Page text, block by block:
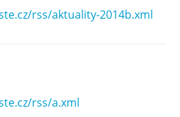
rss/aktuality-2014b.xml
rss/a.xml